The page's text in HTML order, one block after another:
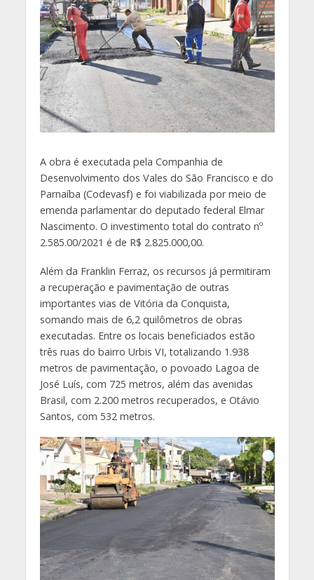
A obra é executada pela Companhia de
Desenvolvimento dos Vales do São Francisco e do
Parnaíba (Codevasf) e foi viabilizada por meio de
emenda parlamentar do deputado federal Elmar
Nascimento. O investimento total do contrato nº
2.585.00/2021 é de R$ 2.825.000,00.
Além da Franklin Ferraz, os recursos já permitiram
a recuperação e pavimentação de outras
importantes vias de Vitória da Conquista,
somando mais de 6,2 quilômetros de obras
executadas. Entre os locais beneficiados estão
três ruas do bairro Urbis VI, totalizando 1.938
metros de pavimentação, o povoado Lagoa de
José Luís, com 725 metros, além das avenidas
Brasil, com 2.200 metros recuperados, e Otávio
Santos, com 532 metros.